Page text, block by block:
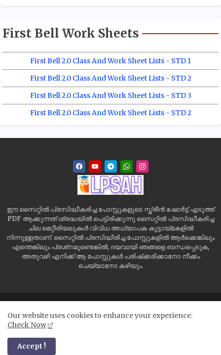
First Bell Work Sheets
First Bell 2.0 Class And Work Sheet Lists - STD 1
First Bell 2.0 Class And Work Sheet Lists - STD 2
First Bell 2.0 Class And Work Sheet Lists - STD 3
First Bell 2.0 Class And Work Sheet Lists - STD 2
ഈ സൈറ്റിൽ പ്രസിദ്ധീകരിച്ച പോസ്റ്റുകളുടെ സ്ക്രീൻ ഷോർട്ട് എടുത്ത്
PDF ആക്കുന്നത് ശ്രദ്ധയിൽ പെട്ടിരിക്കുന്നു സൈറ്റിൽ പ്രസിദ്ധീകരിച്ച
ചില മെറ്റീരിയലുകൾ വിവിധ അധ്യാപക കൂട്ടായ്മകളിൽ
നിന്നുള്ളതാണ്. സൈറ്റിൽ പ്രസിദ്ധീരിച്ച പോസ്റ്റുകളിൽ ആർക്കെങ്കിലും
എന്തെങ്കിലും പ്രശ്‌നമുണ്ടെങ്കിൽ, ദയവായി ഞങ്ങളെ ബന്ധപ്പെടുക,
അതുവഴി എനിക്ക് ആ പോസ്റ്റുകൾ പരിഷ്‌ക്കരിക്കാനോ നീക്കം
ചെയ്യാനോ കഴിയും.
Disclaimer
Our website uses cookies to enhance your experience.
Check Now
Accept !